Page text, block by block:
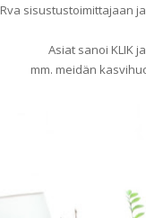
Rva sisustustoimittajaan
Asiat sanoi KLIK
mm. meidän